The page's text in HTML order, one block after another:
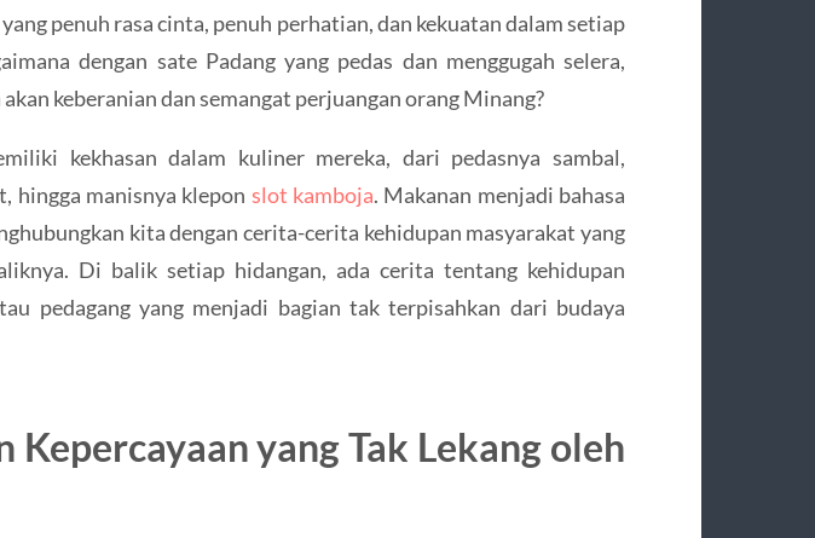
penuh rasa cinta, penuh perhatian, dan kekuatan dalam setiap
dengan sate Padang yang pedas dan menggugah selera,
keberanian dan semangat perjuangan orang Minang?
kekhasan dalam kuliner mereka, dari pedasnya sambal,
hingga manisnya klepon slot kamboja. Makanan menjadi bahasa
kita dengan cerita-cerita kehidupan masyarakat yang
Di balik setiap hidangan, ada cerita tentang kehidupan
pedagang yang menjadi bagian tak terpisahkan dari budaya
Kepercayaan yang Tak Lekang oleh